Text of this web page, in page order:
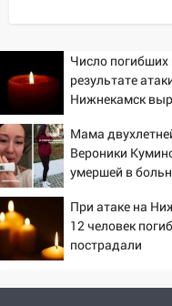
Соцсети:
08:02
В
выявили
07:00
день: прогноз
августа
06:00
Как
потопы и
парализовали
Число погибших
результате
Нижнекамск
Мама
Вероники
умершей в
девочку
При атаке на
12 человек
пострадали